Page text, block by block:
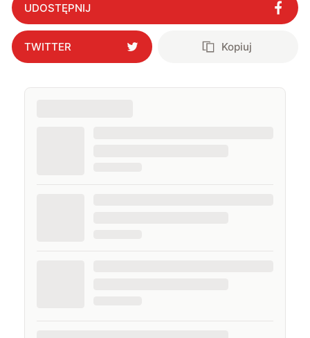
UDOSTĘPNIJ
TWITTER Kopiuj